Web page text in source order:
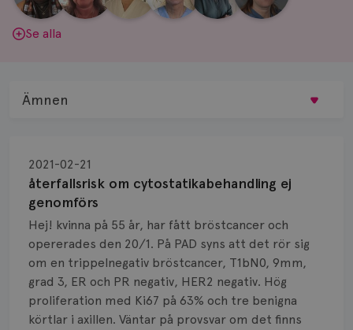
JohnssonAnderssonKillanderBäcklundEdegran Andersson
Se alla
återfallsrisk om cytostatikabehandling ej
genomförs
2021-02-21
Hej! kvinna på 55 år, har fått bröstcancer och
opererades den 20/1. På PAD syns att det rör sig
om en trippelnegativ bröstcancer, T1bN0, 9mm,
grad 3, ER och PR negativ, HER2 negativ. Hög
proliferation med Ki67 på 63% och tre benigna
körtlar i axillen. Väntar på provsvar om det finns
Ämnen
Biopsi
Biverkningar
Bröstvårta
Knöl
Läkemedel